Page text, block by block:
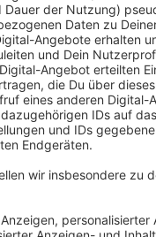
Comedy
Das zufälligste
Das zufälligste